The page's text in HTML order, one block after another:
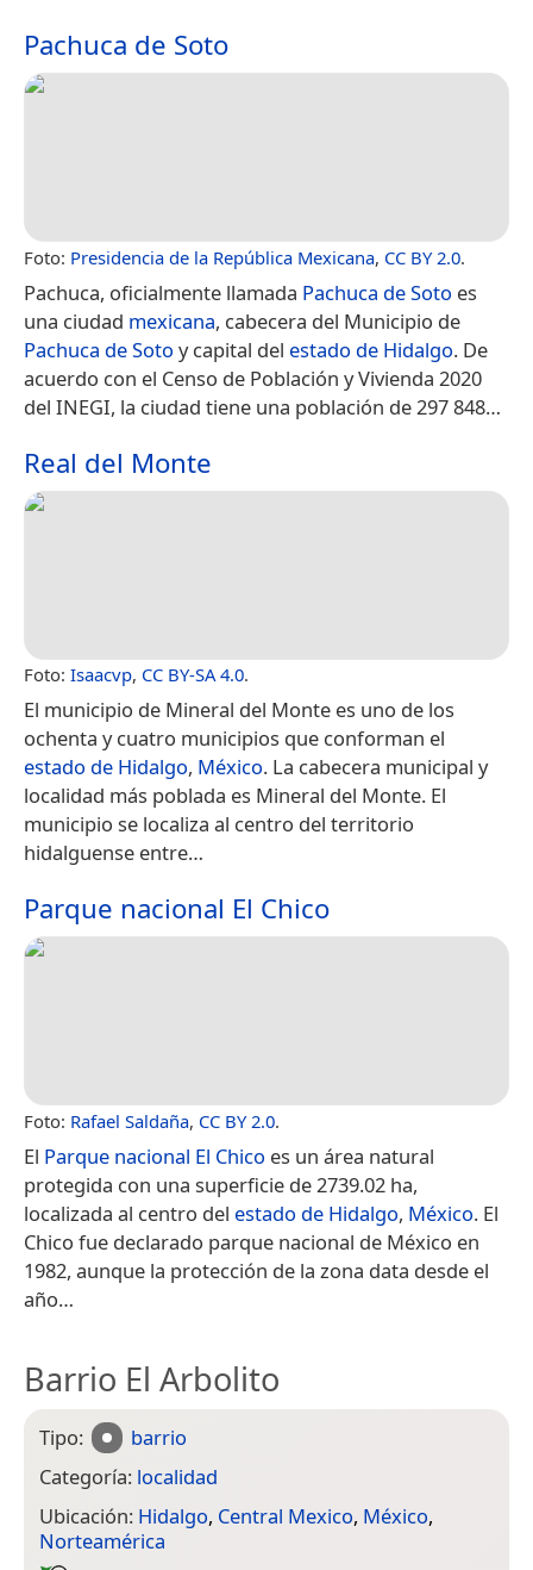
Pachuca de Soto
Foto: Presidencia de la República Mexicana, CC BY 2.0.
Pachuca, oficialmente llamada Pachuca de Soto es
una ciudad mexicana, cabecera del Municipio de
Pachuca de Soto y capital del estado de Hidalgo.​​ De
acuerdo con el Censo de Población y Vivienda 2020
del INEGI, la ciudad tiene una población de 297 848…
Real del Monte
Foto: Isaacvp, CC BY-SA 4.0.
El municipio de Mineral del Monte es uno de los
ochenta y cuatro municipios que conforman el
estado de Hidalgo, México. La cabecera municipal y
localidad más poblada es Mineral del Monte.​​ El
municipio se localiza al centro del territorio
hidalguense entre…
Parque nacional El Chico
Foto: Rafael Saldaña, CC BY 2.0.
El Parque nacional El Chico es un área natural
protegida con una superficie de 2739.02 ha,
localizada al centro del estado de Hidalgo, México.​​ El
Chico fue declarado parque nacional de México en
1982, aunque la protección de la zona data desde el
año…
Barrio El Arbolito
Tipo:
barrio
Categoría: localidad
Ubicación: Hidalgo, Central Mexico, México,
Norteamérica